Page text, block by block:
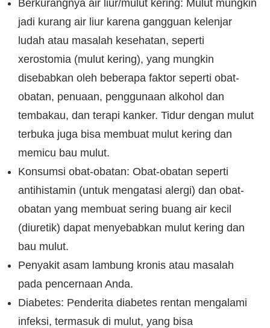
Berkurangnya air liur/mulut kering: Mulut mungkin
jadi kurang air liur karena gangguan kelenjar
ludah atau masalah kesehatan, seperti
xerostomia (mulut kering), yang mungkin
disebabkan oleh beberapa faktor seperti obat-
obatan, penuaan, penggunaan alkohol dan
tembakau, dan terapi kanker. Tidur dengan mulut
terbuka juga bisa membuat mulut kering dan
memicu bau mulut.
Konsumsi obat-obatan: Obat-obatan seperti
antihistamin (untuk mengatasi alergi) dan obat-
obatan yang membuat sering buang air kecil
(diuretik) dapat menyebabkan mulut kering dan
bau mulut.
Penyakit asam lambung kronis atau masalah
pada pencernaan Anda.
Diabetes: Penderita diabetes rentan mengalami
infeksi, termasuk di mulut, yang bisa